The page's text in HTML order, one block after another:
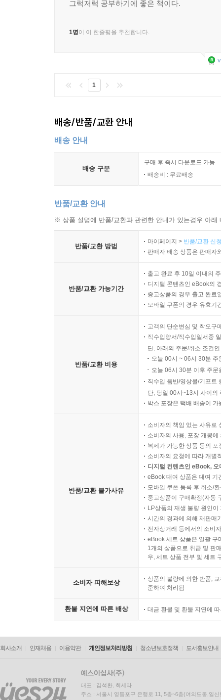
그럭저럭 공부하기에 좋은 책이다.
1명이 이 한줄평을 추천합니다.
1
배송/반품/교환 안내
배송 안내
배송 구분
구매 후 즉시 다운로드 가능
배송비 : 무료배송
반품/교환 안내
※ 상품 설명에 반품/교환과 관련한 안내가 있는경우 아
반품/교환 방법
마이페이지 > 반품/교환 신
판매자 배송 상품은 판매자
반품/교환 가능기간
출고 완료 후 10일 이내의
디지털 콘텐츠인 eBook의
중고상품의 경우 출고 완료
모바일 쿠폰의 경우 유효기
반품/교환 비용
고객의 단순변심 및 착오구
직수입양서/직수입일서중
단, 아래의 주문/취소 조건
오늘 00시 ~ 06시 30분
오늘 06시 30분 이후 주
직수입 음반/영상물/기프트
단, 당일 00시~13시 사이의
박스 포장은 택배 배송이
반품/교환 불가사유
소비자의 책임 있는 사유로
소비자의 사용, 포장 개봉
복제가 가능한 상품 등의
소비자의 요청에 따라 개별
디지털 컨텐츠인 eBook,
eBook 대여 상품은 대여 기
모바일 쿠폰 등록 후 취소/
중고상품이 구매확정(자동
LP상품의 재생 불량 원인
시간의 경과에 의해 재판매
전자상거래 등에서의 소비
eBook 세트 상품은 일괄 구
1개의 상품으로 취급 및 판
우, 세트 상품 전부 및 세트
소비자 피해보상
상품의 불량에 의한 반품,
준하여 처리됨
환불 지연에 따른 배상 대금 환불 및 환불 지연에
회사소개 인재채용 이용약관 개인정보처리방침 청소년보호정책 도서홍보안내
대표 : 김석환, 최세라
주소 : 서울시 영등포구 은행로 11, 5층~6층(여의도동,일신